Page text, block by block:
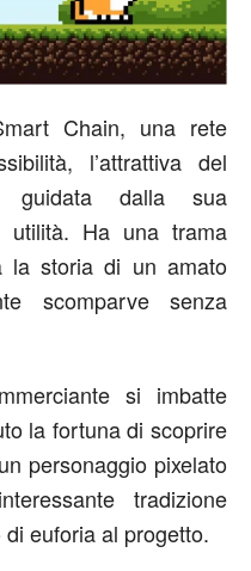
Chain, una rete
l’attrattiva del
dalla sua
utilità. Ha una trama
la storia di un amato
scomparve senza
si imbatte
la fortuna di scoprire
personaggio pixelato
tradizione
euforia al progetto.